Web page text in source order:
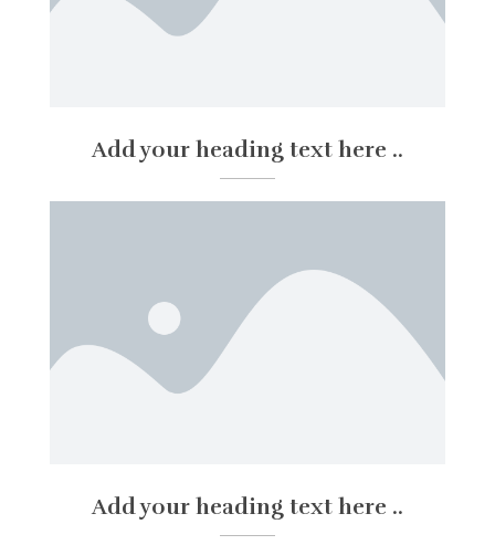
Add your heading text here ..
Add your heading text here ..